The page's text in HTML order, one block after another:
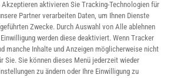
Akzeptieren aktivieren Sie Tracking-Technologien für
Partner verarbeiten Daten, um Ihnen Dienste
Zwecke. Durch Auswahl von Alle ablehnen
werden diese deaktiviert. Wenn Tracker
manche Inhalte und Anzeigen möglicherweise nicht
Sie. Sie können dieses Menü jederzeit wieder
zu ändern oder Ihre Einwilligung zu